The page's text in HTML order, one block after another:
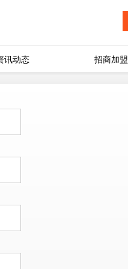
讯动态 招商加盟